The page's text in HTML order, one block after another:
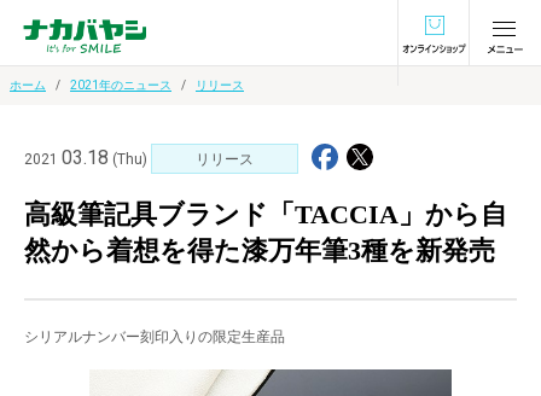
オンラインショ
ホーム 2021年のニュース リリース
2021 03.18 (Thu) リリース
高級筆記具ブランド「TACCIA」から自
然から着想を得た漆万年筆3種を新発売
シリアルナンバー刻印入りの限定生産品